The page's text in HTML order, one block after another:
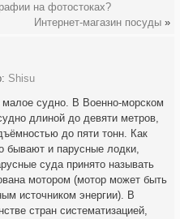
на фотостоках?
Интернет-магазин посуды»
Shisu
судно. В Военно-морском
длиной до девяти метров,
до пяти тонн. Как
бывают и парусные лодки,
суда принято называть
мотором (мотор может быть
источником энергии). В
стран систематизацией,